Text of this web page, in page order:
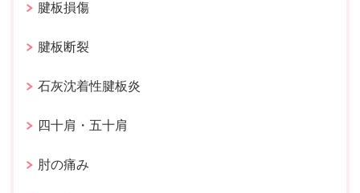
腱板損傷
腱板断裂
石灰沈着性腱板炎
四十肩・五十肩
肘の痛み